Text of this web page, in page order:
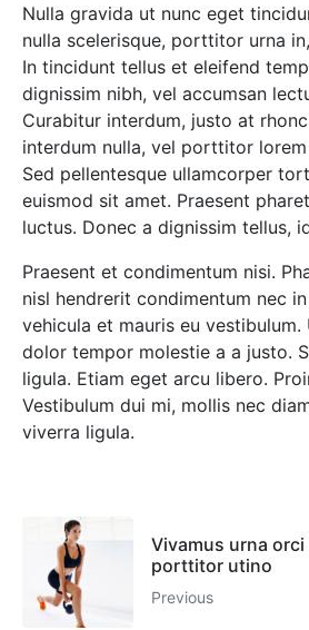
Nulla gravida ut nunc eget
nulla scelerisque, porttitor urna
In tincidunt tellus et eleifend
dignissim nibh, vel accumsan
Curabitur interdum, justo at
interdum nulla, vel porttitor
Sed pellentesque ullamcorper
euismod sit amet. Praesent
luctus. Donec a dignissim tellus,
Praesent et condimentum nisi.
nisl hendrerit condimentum nec
vehicula et mauris eu
dolor tempor molestie a a justo.
ligula. Etiam eget arcu libero.
Vestibulum dui mi, mollis nec
viverra ligula.
Vivamus urna
porttitor utino
Previous